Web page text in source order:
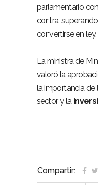
parlamentario
contra,
convertirse en ley.
La ministra de
valoró la
la importancia de
sector y la
Compartir: